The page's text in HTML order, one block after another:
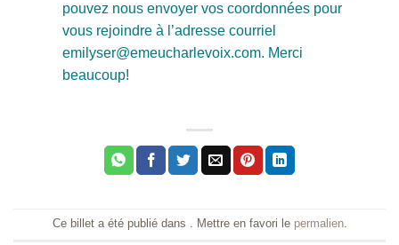
pouvez nous envoyer vos coordonnées pour
vous rejoindre à l’adresse courriel
emilyser@emeucharlevoix.com. Merci
beaucoup!
Ce billet a été publié dans . Mettre en favori le permalien.